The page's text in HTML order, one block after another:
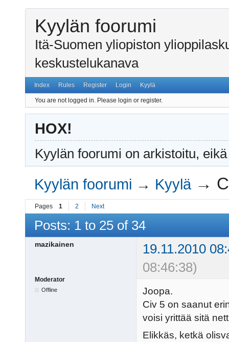
Kyylän foorumi
Itä-Suomen yliopiston
keskustelukanava
Index Rules Register Login Kyylä
You are not logged in. Please login or register.
HOX!
Kyylän foorumi on arkistoitu,
Kyylän foorumi → Kyylä →
Pages 1 2 Next
Posts: 1 to 25 of 34
mazikainen
19.11.2010
08:46:38)
Moderator
Offline
Joopa.
Civ 5 on saanut
voisi yrittää sitä
Elikkäs, ketkä